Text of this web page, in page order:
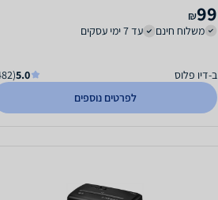
99
₪
משלוח חינם
עד 7 ימי עסקים
ב-דיו פלוס 5.0
(482)
לפרטים נוספים